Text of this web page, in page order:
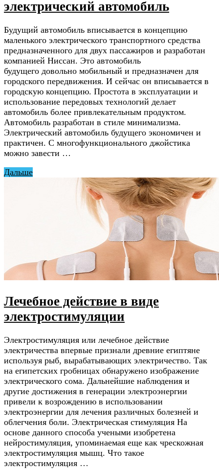
электрический автомобиль
Будущий автомобиль вписывается в концепцию
маленького электрического транспортного средства
предназначенного для двух пассажиров и разработан
компанией Ниссан. Это автомобиль
будущего довольно мобильный и предназначен для
городского передвижения. И сейчас он вписывается в
городскую концепцию. Простота в эксплуатации и
использование передовых технологий делает
автомобиль более привлекательным продуктом.
Автомобиль разработан в стиле минимализма.
Электрический автомобиль будущего экономичен и
практичен. С многофункционального джойстика
можно завести …
Дальше
Лечебное действие в виде
электростимуляции
Электростимуляция или лечебное действие
электричества впервые признали древние египтяне
используя рыб, вырабатывающих электричество. Так
на египетских гробницах обнаружено изображение
электрического сома. Дальнейшие наблюдения и
другие достижения в генерации электроэнергии
привели к возрождению в использовании
электроэнергии для лечения различных болезней и
облегчения боли. Электрическая стимуляция На
основе данного способа учеными изобретена
нейростимуляция, упоминаемая еще как чрескожная
электростимуляция мышц. Что такое
электростимуляция …